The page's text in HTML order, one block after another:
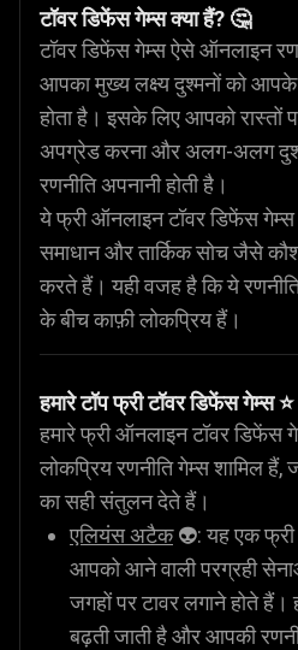
टॉवर डिफेंस गेम्स क्या हैं? 🤔
टॉवर डिफेंस गेम्स ऐसे ऑनलाइन
आपका मुख्य लक्ष्य दुश्मनों को
होता है। इसके लिए आपको रास्तों
अपग्रेड करना और अलग-अलग
रणनीति अपनानी होती है।
ये फ्री ऑनलाइन टॉवर डिफेंस
समाधान और तार्किक सोच जैसे
करते हैं। यही वजह है कि ये
के बीच काफ़ी लोकप्रिय हैं।
हमारे टॉप फ्री टॉवर डिफेंस गेम्स ⭐
हमारे फ्री ऑनलाइन टॉवर डिफेंस
लोकप्रिय रणनीति गेम्स शामिल हैं,
का सही संतुलन देते हैं।
एलियंस अटैक👽: यह एक फ्री
आपको आने वाली परग्रही
जगहों पर टावर लगाने होते
बढ़ती जाती है और आपकी